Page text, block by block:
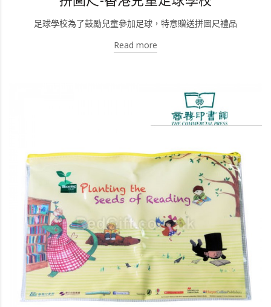
足球學校為了鼓勵兒童參加足球，特意贈送拼圖尺禮品
Read more